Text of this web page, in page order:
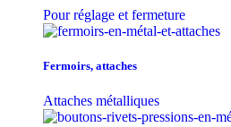
Pour réglage et fermeture
Fermoirs, attaches
Attaches métalliques